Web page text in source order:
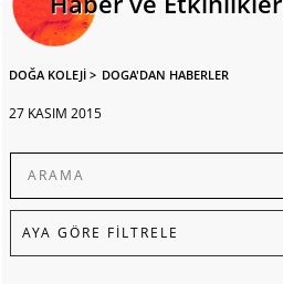
DOĞA KOLEJİ > DOGA'DAN HABERLER
27 KASIM 2015